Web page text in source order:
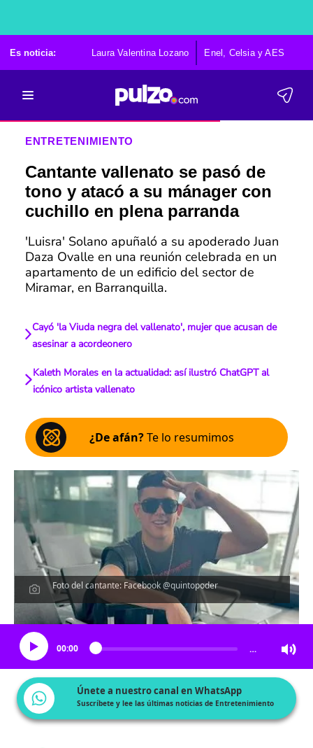
Es noticia: Laura Valentina Lozano Enel, Celsia y AES
ENTRETENIMIENTO
Cantante vallenato se pasó de
tono y atacó a su mánager con
cuchillo en plena parranda
'Luisra' Solano apuñaló a su apoderado Juan
Daza Ovalle en una reunión celebrada en un
apartamento de un edificio del sector de
Miramar, en Barranquilla.
Cayó 'la Viuda negra del vallenato', mujer que acusan de
asesinar a acordeonero
Kaleth Morales en la actualidad: así ilustró ChatGPT al
icónico artista vallenato
¿De afán?Te lo resumimos
Foto del cantante: Facebook @quintopoder
Escucha el artículo
00:00 …
Únete a nuestro canal en WhatsApp
Suscríbete y lee las últimas noticias de Entretenimiento